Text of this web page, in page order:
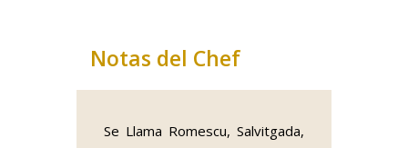
Notas del Chef
Se Llama Romescu, Salvitgada,